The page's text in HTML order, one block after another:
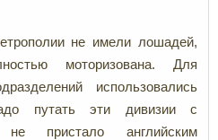
не имели лошадей,
моторизована. Для
использовались
путать эти дивизии с
не пристало английским